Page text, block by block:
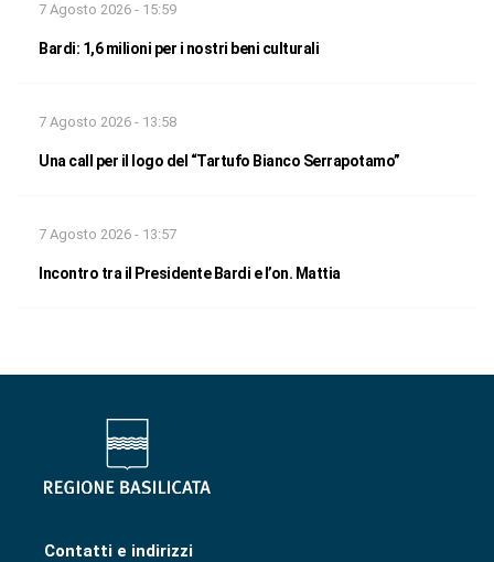
7 Agosto 2026 - 15:59
Bardi: 1,6 milioni per i nostri beni culturali
7 Agosto 2026 - 13:58
Una call per il logo del “Tartufo Bianco Serrapotamo”
7 Agosto 2026 - 13:57
Incontro tra il Presidente Bardi e l’on. Mattia
Contatti e indirizzi